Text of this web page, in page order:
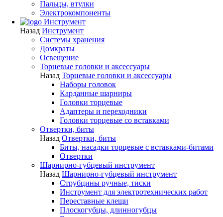
Пальцы, втулки
Электрокомпоненты
Инструмент
Назад Инструмент
Системы хранения
Домкраты
Освещение
Торцевые головки и аксессуары
Назад Торцевые головки и аксессуары
Наборы головок
Карданные шарниры
Головки торцевые
Адаптеры и переходники
Головки торцевые со вставками
Отвертки, биты
Назад Отвертки, биты
Биты, насадки торцевые с вставками-битами
Отвертки
Шарнирно-губцевый инструмент
Назад Шарнирно-губцевый инструмент
Струбцины ручные, тиски
Инструмент для электротехнических работ
Переставные клещи
Плоскогубцы, длинногубцы